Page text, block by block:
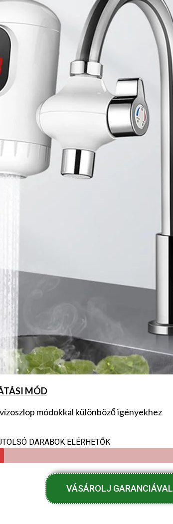
MÓD
módokkal különböző igényekhez
DARABOK ELÉRHETŐK
VÁSÁROLJ GARANCIÁVAL